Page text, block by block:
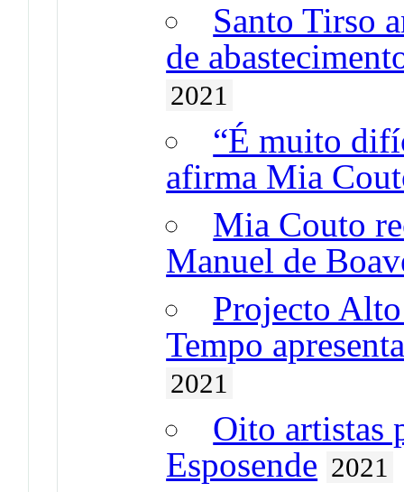
Santo Tirso
de
2021
“É muito
afirma Mia
Mia Couto
Manuel de
Projecto
Tempo
2021
Oito artistas
Esposende 2021